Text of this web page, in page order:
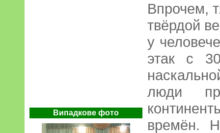
Випадкове фото
Впрочем,
твёрдой
у
этак с
люди
времён.